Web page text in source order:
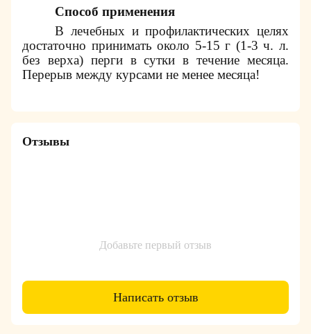
Способ применения
В лечебных и профилактических целях
достаточно принимать около 5-15 г (1-3 ч. л.
без верха) перги в сутки в течение месяца.
Перерыв между курсами не менее месяца!
Отзывы
Добавьте первый отзыв
Написать отзыв